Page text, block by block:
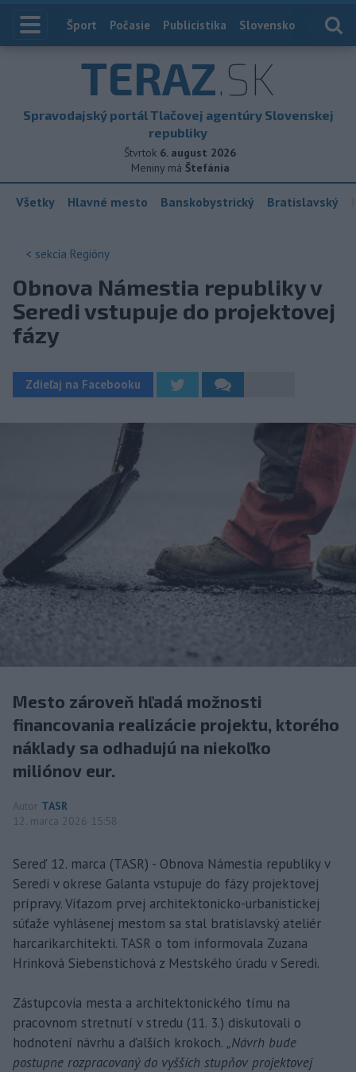
Index
Šport Počasie Publicistika Slovensko
TERAZ.SK
Spravodajský portál Tlačovej agentúry Slovenskej
republiky
Štvrtok 6. august 2026
Meniny má Štefánia
Všetky Hlavné mesto Banskobystrický Bratislavský
< sekcia Regióny
Obnova Námestia republiky v
Seredi vstupuje do projektovej
fázy
Zdieľaj na Facebooku
Mesto zároveň hľadá možnosti
financovania realizácie projektu, ktorého
náklady sa odhadujú na niekoľko
miliónov eur.
Autor TASR
12. marca 2026 15:58
Sereď 12. marca (TASR) - Obnova Námestia republiky v
Seredi v okrese Galanta vstupuje do fázy projektovej
prípravy. Víťazom prvej architektonicko-urbanistickej
súťaže vyhlásenej mestom sa stal bratislavský ateliér
harcarikarchitekti. TASR o tom informovala Zuzana
Hrinková Siebenstichová z Mestského úradu v Seredi.
Zástupcovia mesta a architektonického tímu na
pracovnom stretnutí v stredu (11. 3.) diskutovali o
hodnotení návrhu a ďalších krokoch. „Návrh bude
postupne rozpracovaný do vyšších stupňov projektovej